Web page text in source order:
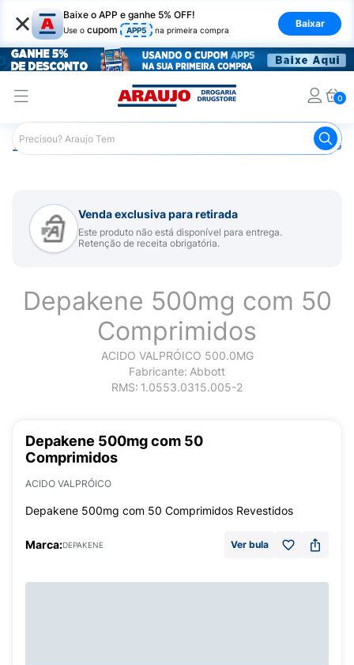
× Baixe o APP e ganhe 5% OFF!
Use o cupom APP5 na primeira compra
Baixar
0
Araujo Medicamentos Remédio para Sistema Nervoso
Venda exclusiva para retirada
Este produto não está disponível para entrega.
Retenção de receita obrigatória.
Depakene 500mg com 50
Comprimidos
ACIDO VALPRÓICO 500.0MG
Fabricante: Abbott
RMS: 1.0553.0315.005-2
Depakene 500mg com 50
Comprimidos
ACIDO VALPRÓICO
Depakene 500mg com 50 Comprimidos Revestidos
Marca:DEPAKENE Ver bula